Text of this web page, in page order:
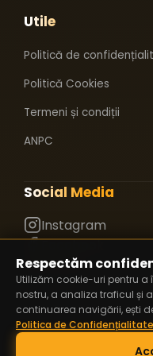
Utile
Politică de
Politică Cookies
Termeni și condiții
ANPC
Social Media
Instagram
Facebook
TikTok
Respectăm
Utilizăm cookie-uri pentru
nostru, a analiza traficul și
continuarea navigării, ești
Politica de Confidențialitate